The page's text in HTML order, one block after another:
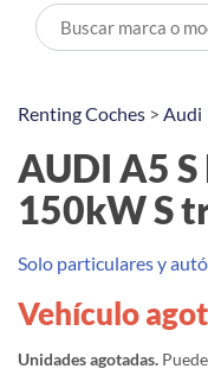
Renting Coches > Audi
AUDI A5 S
150kW S
Solo particulares y
Vehículo
Unidades agotadas.